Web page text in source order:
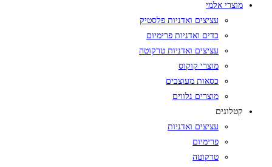
מוצרי אלמי
עציצים ואדניות פלסטיק
כדים ואדניות פרימיום
עציצים ואדניות טרקוטה
מוצרי קוקוס
כסאות מעוצבים
מוצרים נלווים
קטלוגים
עציצים ואדניות
פרימיום
טרקוטה